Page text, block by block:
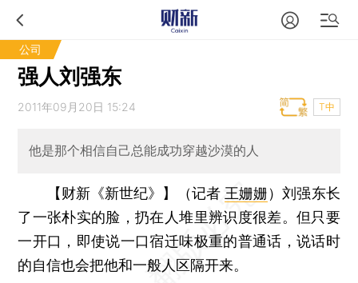
公司
强人刘强东
2011年09月20日 15:24 T中
他是那个相信自己总能成功穿越沙漠的人
【财新《新世纪》】（记者 王姗姗）刘强东长
了一张朴实的脸，扔在人堆里辨识度很差。但只要
一开口，即使说一口宿迁味极重的普通话，说话时
的自信也会把他和一般人区隔开来。